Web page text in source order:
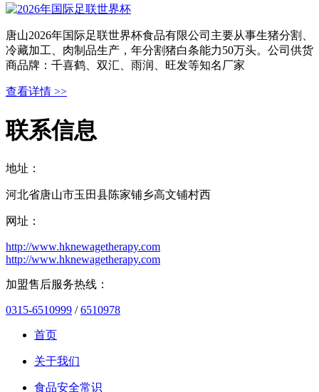
唐山2026年国际足联世界杯食品有限公司主要从事生猪分割、
冷藏加工、肉制品生产，年分割猪白条能力50万头。公司供货
商品牌：千喜鹤、双汇、雨润、旺发等知名厂家
查看详情 >>
联系信息
地址：
河北省唐山市玉田县陈家铺乡高文铺村西
网址：
http://www.hknewagetherapy.com
http://www.hknewagetherapy.com
加盟售后服务热线：
0315-6510999 /6510978
首页
关于我们
食品安全常识